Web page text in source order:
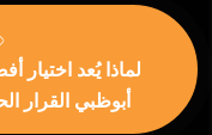
لماذا يُعد
أبوظبي القرار